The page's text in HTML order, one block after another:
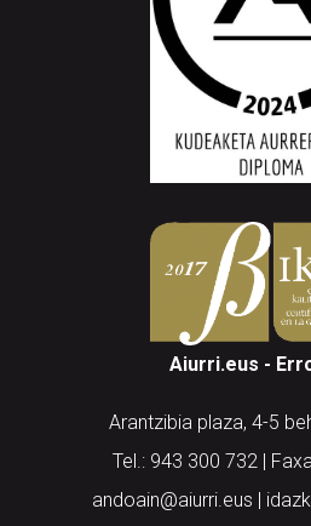
Aiurri.eus -
Arantzibia plaza, 4-5
Tel.: 943 300 732 |
andoain@aiurri.eus |